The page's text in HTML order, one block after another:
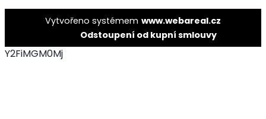
Vytvořeno systémem www.webareal.cz
Odstoupení od kupní smlouvy
Y2FiMGM0Mj